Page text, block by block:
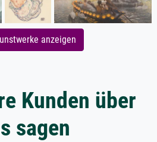
anzeigen
Kunden über
sagen